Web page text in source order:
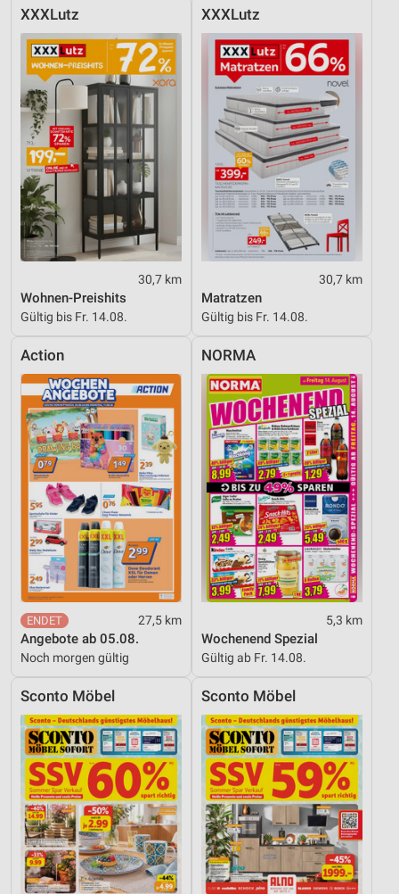
XXXLutz
30,7 km
Wohnen-Preishits
Gültig bis Fr. 14.08.
XXXLutz
30,7 km
Matratzen
Gültig bis Fr. 14.08.
Action
27,5 km
Angebote ab 05.08.
Noch morgen gültig
NORMA
5,3 km
Wochenend Spezial
Gültig ab Fr. 14.08.
Sconto Möbel Sconto Möbel